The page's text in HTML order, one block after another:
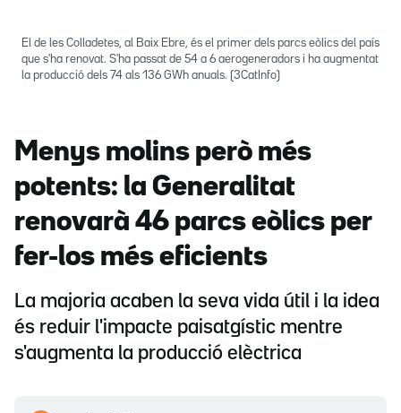
El de les Colladetes, al Baix Ebre, és el primer dels parcs eòlics del país
que s'ha renovat. S'ha passat de 54 a 6 aerogeneradors i ha augmentat
la producció dels 74 als 136 GWh anuals. (3CatInfo)
Menys molins però més
potents: la Generalitat
renovarà 46 parcs eòlics per
fer-los més eficients
La majoria acaben la seva vida útil i la idea
és reduir l'impacte paisatgístic mentre
s'augmenta la producció elèctrica